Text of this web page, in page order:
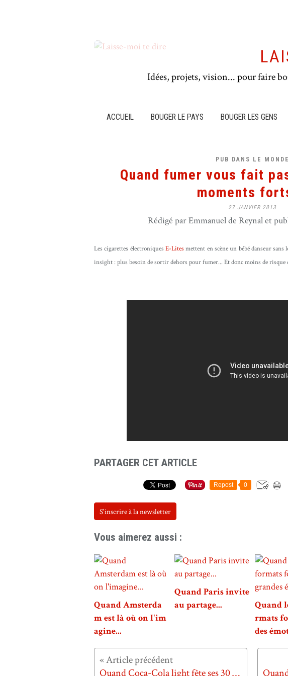
Idées, projets, vision... pour faire
ACCUEIL BOUGER LE PAYS BOUGER LES GENS
PUB DANS LE MONDE
Quand fumer vous fait
moments
27 JANVIER 2013
Rédigé par Emmanuel de Reynal et
Les cigarettes électroniques E-Litesmettent en scène un bébé danseur
insight : plus besoin de sortir dehors pour fumer... Et donc moins de
PARTAGER CET ARTICLE
Repost 0
S'inscrire à la newsletter
Vous aimerez aussi :
Quand Amsterda
m est là où on l'im
agine...
Quand Paris invite
au partage...
Quand
rmats
des
Quand Coca-Cola light fête ses 30 ans...